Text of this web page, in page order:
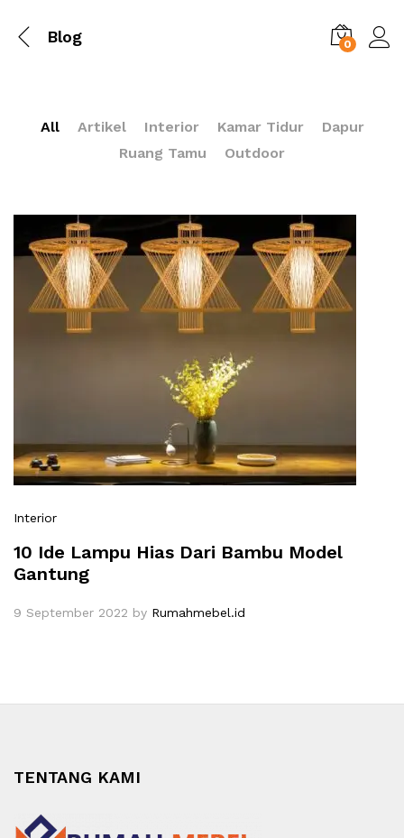
Blog 0
All Artikel Interior Kamar Tidur
Dapur
Ruang Tamu
Outdoor
Interior
10 Ide Lampu Hias Dari Bambu Model
Gantung
9 September 2022 by Rumahmebel.id
TENTANG KAMI